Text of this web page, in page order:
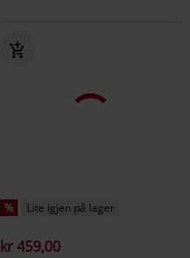
% Lite igjen på lager
kr 459,00